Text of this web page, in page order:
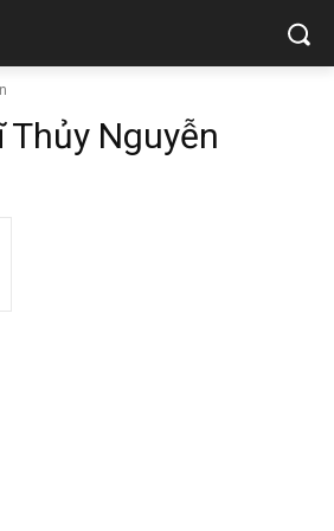
Thủy Nguyễn